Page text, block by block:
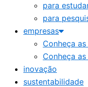
para
para
empresas
Conheça
Conheça
inovação
sustentabilidade